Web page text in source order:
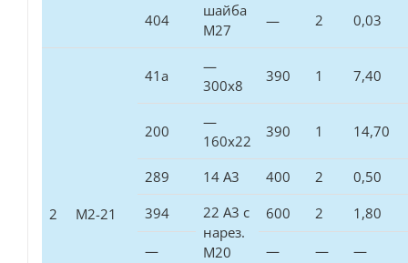
404
шайба
М27
— 2 0,03
2 М2-21
41а
—
300х8
390 1 7,40
200
—
160х22
390 1 14,70
289 14 А3 400 2
0,50
394
22 А3 с
нарез.
М20
600 2 1,80
— — — —